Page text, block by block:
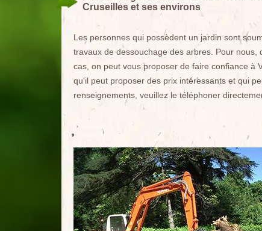
Cruseilles et ses environs
Les personnes qui possèdent un jardin sont
travaux de dessouchage des arbres. Pour
cas, on peut vous proposer de faire confiance à
qu'il peut proposer des prix intéressants et qui
renseignements, veuillez le téléphoner